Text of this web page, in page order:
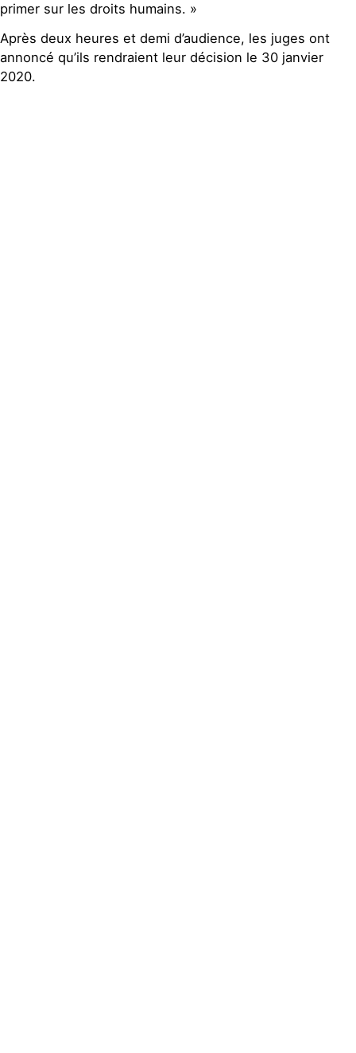
primer sur les droits humains. »
Après deux heures et demi d’audience, les juges ont
annoncé qu’ils rendraient leur décision le 30 janvier
2020.